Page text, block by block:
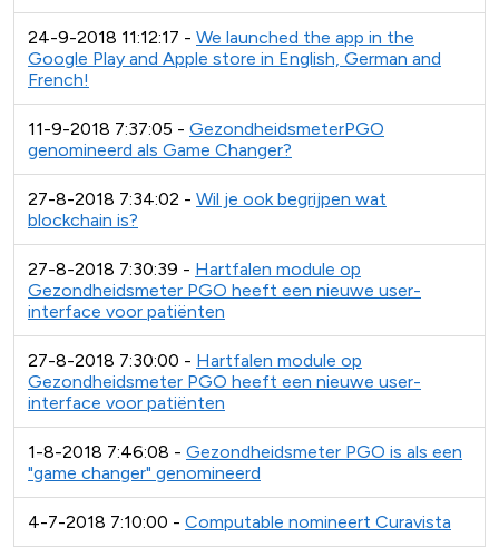
24-9-2018 11:12:17 - We launched the app in the
Google Play and Apple store in English, German and
French!
11-9-2018 7:37:05 - GezondheidsmeterPGO
genomineerd als Game Changer?
27-8-2018 7:34:02 - Wil je ook begrijpen wat
blockchain is?
27-8-2018 7:30:39 - Hartfalen module op
Gezondheidsmeter PGO heeft een nieuwe user-
interface voor patiënten
27-8-2018 7:30:00 - Hartfalen module op
Gezondheidsmeter PGO heeft een nieuwe user-
interface voor patiënten
1-8-2018 7:46:08 - Gezondheidsmeter PGO is als een
"game changer" genomineerd
4-7-2018 7:10:00 - Computable nomineert Curavista